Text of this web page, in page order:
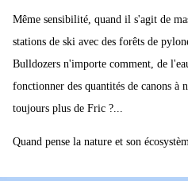
Même sensibilité, quand il s'agit de
stations de ski avec des forêts de
Bulldozers n'importe comment, de
fonctionner des quantités de canons à
toujours plus de Fric ?...
Quand pense la nature et son